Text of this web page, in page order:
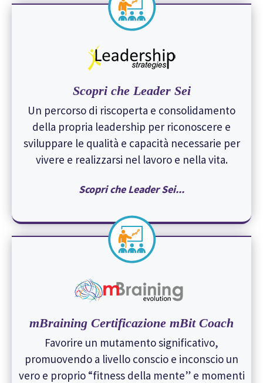
Scopri che Leader Sei
Un percorso di riscoperta e consolidamento
della propria leadership per riconoscere e
sviluppare le qualità e capacità necessarie per
vivere e realizzarsi nel lavoro e nella vita.
Scopri che Leader Sei...
mBraining Certificazione mBit Coach
Favorire un mutamento significativo,
promuovendo a livello conscio e inconscio un
vero e proprio “fitness della mente” e momenti